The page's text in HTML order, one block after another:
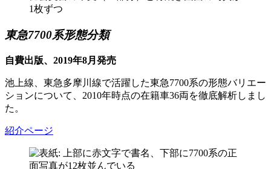
東急7700系形態分類
自費出版、2019年8月発売
池上線、東急多摩川線で活躍した東急7700系の形態バリエー
ションについて、2010年時点の在籍車36両を徹底解析しまし
た。
紹介ページ